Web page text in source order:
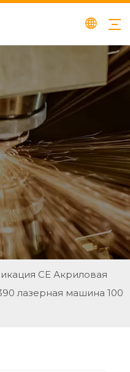
CE Акриловая
лазерная машина 100